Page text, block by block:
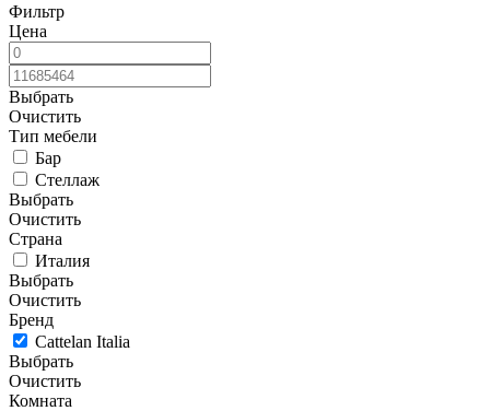
Фильтр
Цена
Выбрать
Очистить
Тип мебели
Бар
Стеллаж
Выбрать
Очистить
Страна
Италия
Выбрать
Очистить
Бренд
Cattelan Italia
Выбрать
Очистить
Комната